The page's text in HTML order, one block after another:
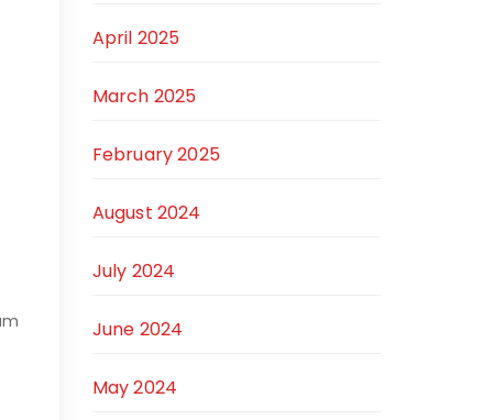
April 2025
March 2025
February 2025
August 2024
July 2024
June 2024
May 2024